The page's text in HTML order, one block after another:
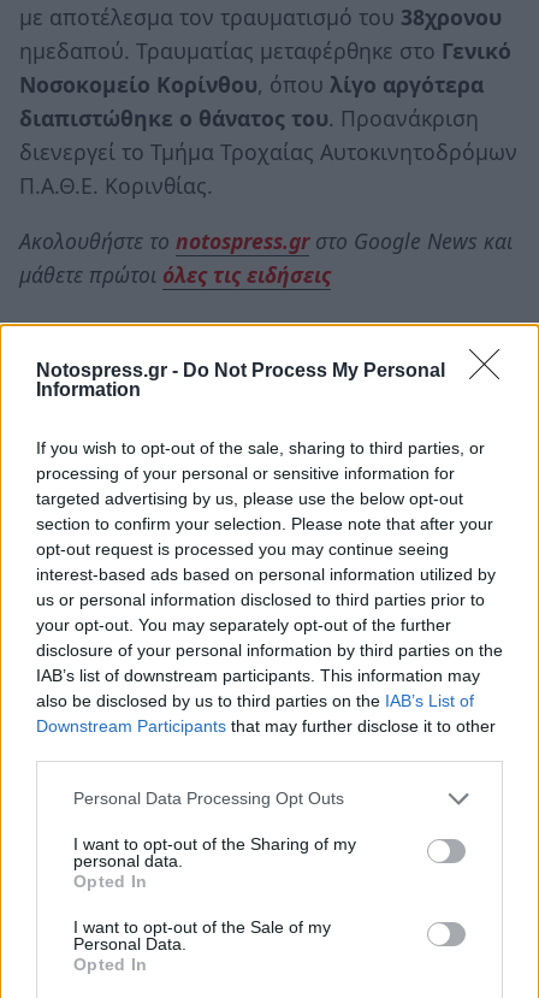
Notospress.gr - Do Not Process My Personal
Information
If you wish to opt-out of the sale, sharing to third parties, or
processing of your personal or sensitive information for
targeted advertising by us, please use the below opt-out
section to confirm your selection. Please note that after your
opt-out request is processed you may continue seeing
interest-based ads based on personal information utilized by
us or personal information disclosed to third parties prior to
your opt-out. You may separately opt-out of the further
disclosure of your personal information by third parties on the
IAB’s list of downstream participants. This information may
also be disclosed by us to third parties on the IAB’s List of
Downstream Participants that may further disclose it to other
Personal Data Processing Opt Outs
I want to opt-out of the Sharing of my
personal data.
Opted In
I want to opt-out of the Sale of my
Personal Data.
Opted In
με αποτέλεσμα τον τραυματισμό του 38χρονου
ημεδαπού. Τραυματίας μεταφέρθηκε στο Γενικό
Νοσοκομείο Κορίνθου, όπου λίγο αργότερα
διαπιστώθηκε ο θάνατος του. Προανάκριση
διενεργεί το Τμήμα Τροχαίας Αυτοκινητοδρόμων
Π.Α.Θ.Ε. Κορινθίας.
Ακολουθήστε το notospress.grστο Google News και
μάθετε πρώτοι όλες τις ειδήσεις
TAGS: ΤΡΟΧΑΙΟ
ΘΑΝΑΤΗΦΟΡΟ ΤΡΟΧΑΙΟ
ΚΟΡΙΝΘΙΑ
ΑΡΓΟΣ ΕΡΜΙΟΝΙΔΑ ΤΡΑΚΤΕΡ